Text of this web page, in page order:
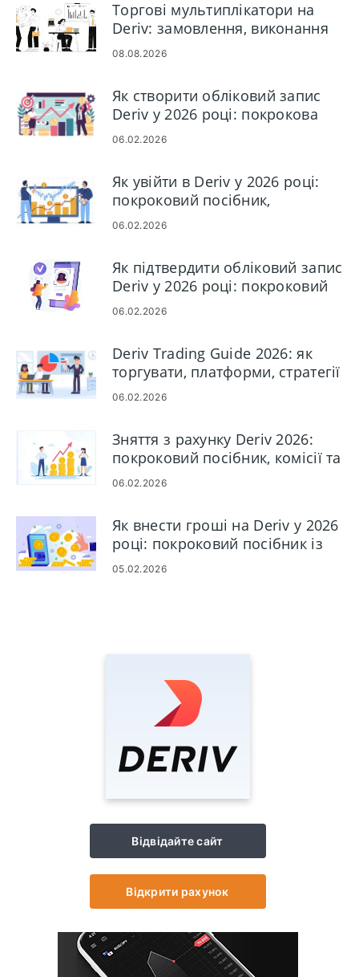
Торгові мультиплікатори на
Deriv: замовлення, виконання
та ризик
08.08.2026
Як створити обліковий запис
Deriv у 2026 році: покрокова
інструкція з реєстрації для
06.02.2026
Як увійти в Deriv у 2026 році:
покроковий посібник,
поширені проблеми входу та
06.02.2026
Як підтвердити обліковий запис
Deriv у 2026 році: покроковий
посібник KYC, документи та час
06.02.2026
Deriv Trading Guide 2026: як
торгувати, платформи, стратегії
та управління ризиками
06.02.2026
Зняття з рахунку Deriv 2026:
покроковий посібник, комісії та
час обробки
06.02.2026
Як внести гроші на Deriv у 2026
році: покроковий посібник із
фінансування, комісії та час
05.02.2026
Відвідайте сайт
Відкрити рахунок